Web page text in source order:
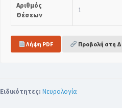
Αριθμός
Θέσεων
1
Λήψη PDF Προβολή στη
Ειδικότητες: Νευρολογία